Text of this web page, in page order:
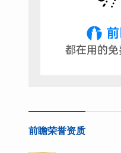
前瞻荣誉资质